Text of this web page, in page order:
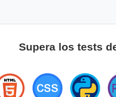
Supera los tests